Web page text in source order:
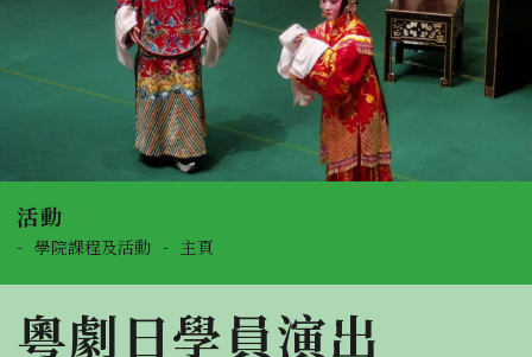
活動
- 學院課程及活動 - 主頁
粵劇日學員演出